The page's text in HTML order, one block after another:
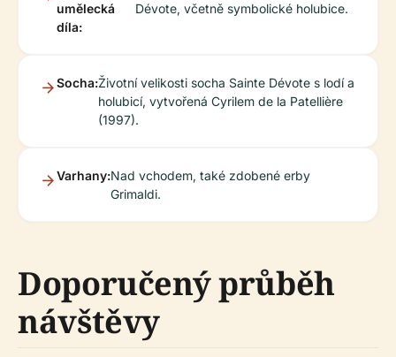
umělecká
díla:
Dévote, včetně symbolické holubice.
Socha:Životní velikosti socha Sainte Dévote s lodí a
holubicí, vytvořená Cyrilem de la Patellière
(1997).
Varhany:Nad vchodem, také zdobené erby
Grimaldi.
Doporučený průběh
návštěvy